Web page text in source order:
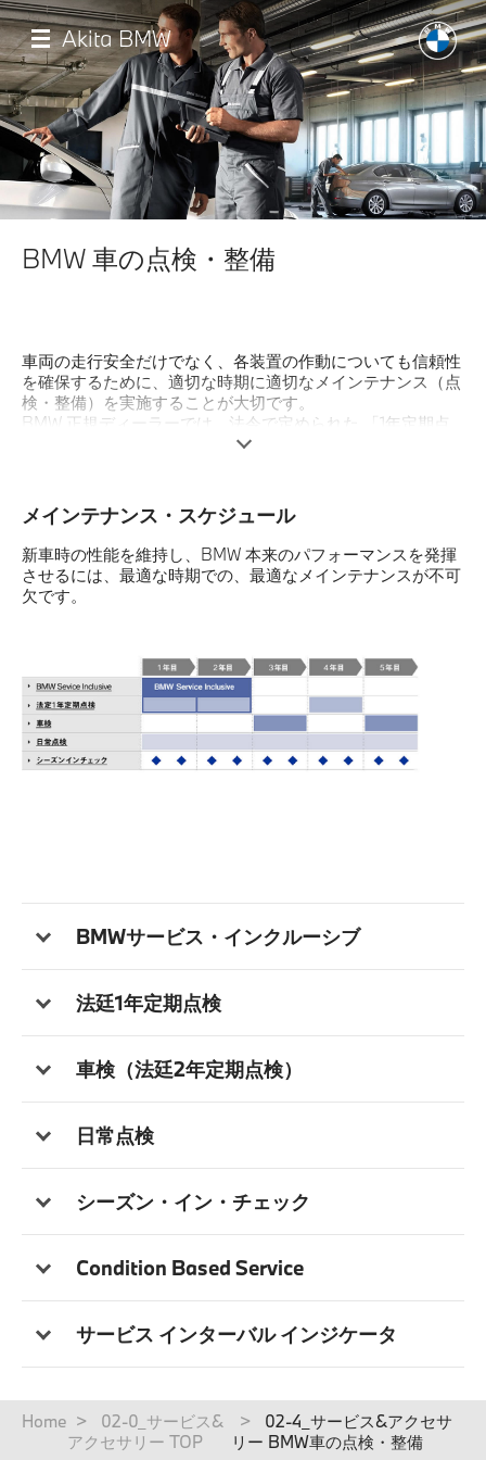
メ
イ
ン
コ
ン
テ
ン
に
動
店舗一覧
モデル一覧
サービス
Akita BMW
BMW 車の点検・整備
車両の走行安全だけでなく、各装置の作動についても信頼性
を確保するために、適切な時期に適切なメインテナンス（点
検・整備）を実施することが大切です。
BMW 正規ディーラーでは、法令で定められた 「1年定期点
検」、「2年定期点検（車検）」の点検項目にBMW社独自の
ツ本国と同様の専門スキルを持つメカニック、そしてBMW
車のために用意したスペシャル・ツールと最新設備でBMW
車のベスト・コンディションを保持します。
メインテナンス・スケジュール
新車時の性能を維持し、BMW 本来のパフォーマンスを発揮
させるには、最適な時期での、最適なメインテナンスが不可
欠です。
BMWサービス・インクルーシブ
法廷1年定期点検
車検（法廷2年定期点検）
日常点検
シーズン・イン・チェック
Condition Based Service
サービス インターバル インジケータ
パ
Home
02-0_サービス&
アクセサリー TOP
02-4_サービス&アクセサ
リー BMW車の点検・整備